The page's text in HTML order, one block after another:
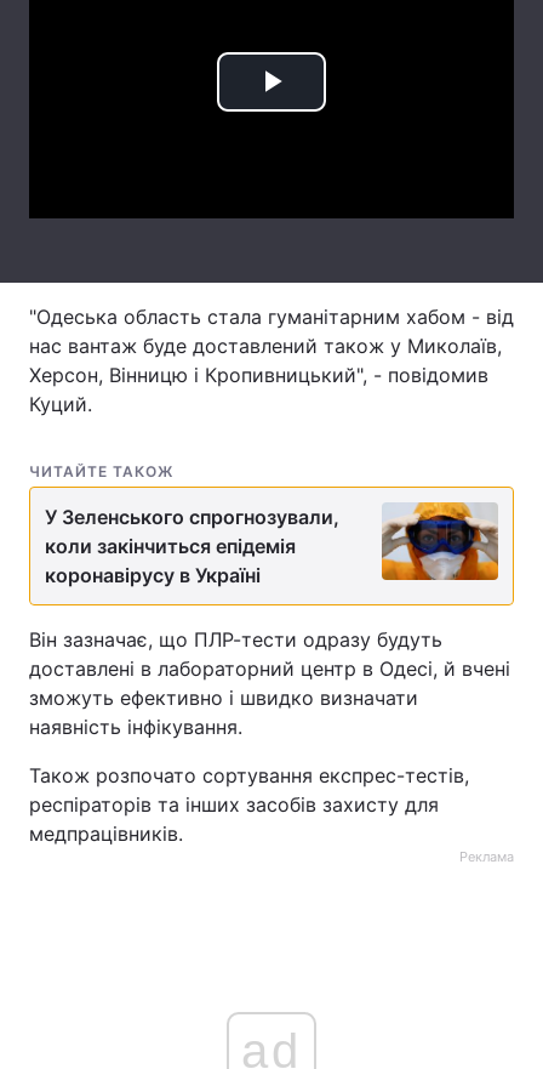
Контакти
Play
"Одеська область стала гуманітарним хабом - від
нас вантаж буде доставлений також у Миколаїв,
Херсон, Вінницю і Кропивницький", - повідомив
Куций.
ЧИТАЙТЕ ТАКОЖ
У Зеленського спрогнозували,
коли закінчиться епідемія
коронавірусу в Україні
Він зазначає, що ПЛР-тести одразу будуть
доставлені в лабораторний центр в Одесі, й вчені
зможуть ефективно і швидко визначати
наявність інфікування.
Також розпочато сортування експрес-тестів,
респіраторів та інших засобів захисту для
медпрацівників.
Реклама
ad